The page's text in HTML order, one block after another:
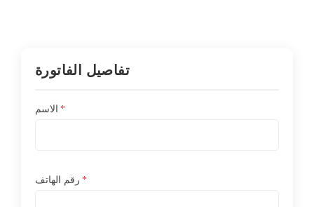
تفاصيل الفاتورة
الاسم *
رقم الهاتف *